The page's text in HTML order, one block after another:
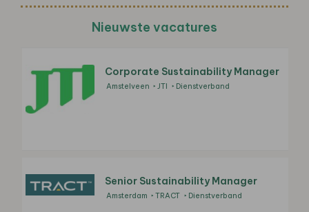
Nieuwste vacatures
Corporate Sustainability Manager
Amstelveen JTI Dienstverband
Senior Sustainability Manager
Amsterdam TRACT Dienstverband